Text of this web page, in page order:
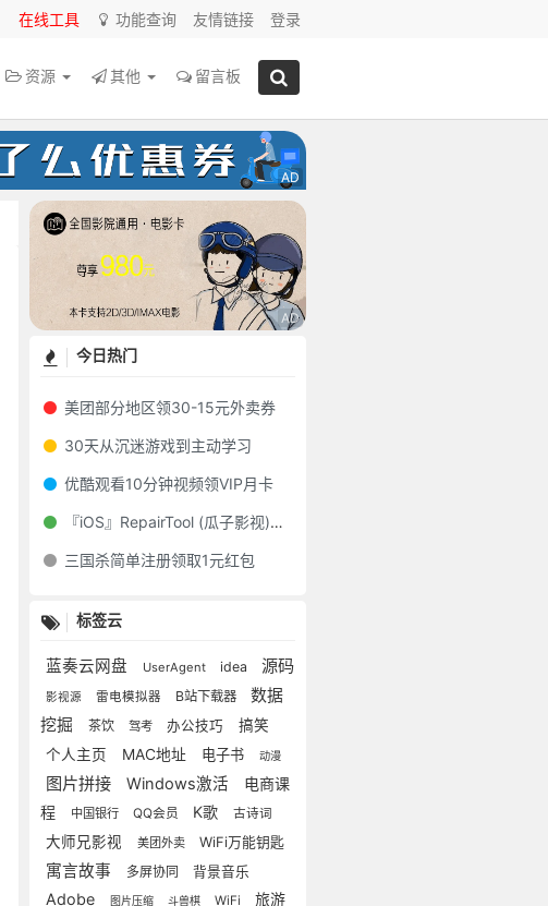
在线工具 功能查询 友情链接 登录
资源 其他 留言板
今日热门
美团部分地区领30-15元外卖券
30天从沉迷游戏到主动学习
优酷观看10分钟视频领VIP月卡
『iOS』RepairTool (瓜子影视)，影视神器伪装上架苹果商店
三国杀简单注册领取1元红包
标签云
蓝奏云网盘 UserAgent idea 源码
影视源 雷电模拟器 B站下载器
数据
挖掘
茶饮 驾考 办公技巧
搞笑
个人主页
MAC地址 电子书 动漫
图片拼接 Windows激活
电商课
程
中国银行 QQ会员 K歌 古诗词
大师兄影视 美团外卖 WiFi万能钥匙
寓言故事 多屏协同 背景音乐
Adobe 图片压缩 斗兽棋 WiFi 旅游